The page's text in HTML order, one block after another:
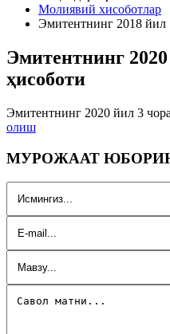
Молиявий хисоботлар
Эмитентнинг 2018 йил
Эмитентнинг
ҳисоботи
Эмитентнинг 2020 йил 3
олиш
МУРОЖААТ